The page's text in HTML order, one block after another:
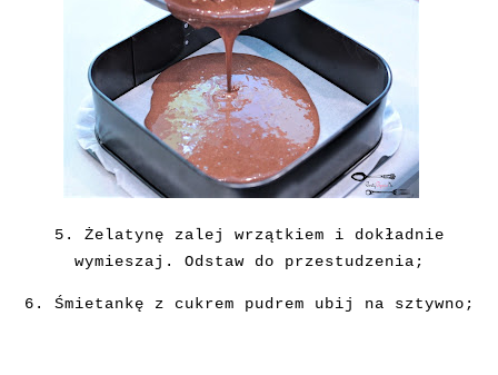
5. Żelatynę zalej wrzątkiem i dokładnie
wymieszaj. Odstaw do przestudzenia;
6. Śmietankę z cukrem pudrem ubij na sztywno;